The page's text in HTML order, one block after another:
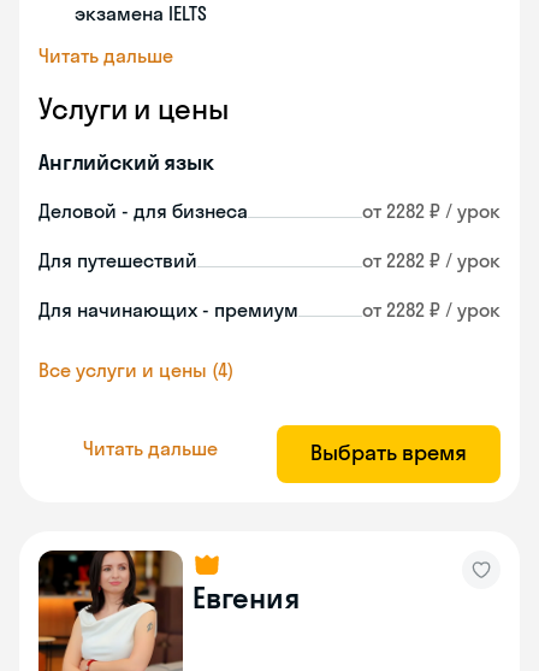
экзамена IELTS
Читать дальше
Услуги и цены
Английский язык
Деловой - для бизнеса от 2282 ₽ / урок
Для путешествий от 2282 ₽ / урок
Для начинающих - премиум от 2282 ₽ / урок
Все услуги и цены (4)
Читать дальше Выбрать время
Евгения